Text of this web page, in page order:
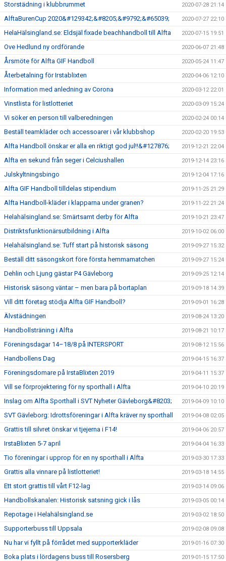
Storstädning i klubbrummet 2020-07-28 21:14
AlftaBurenCup 2020&#129342;&#8205;&#9792;&#65039; 2020-07-27 22:10
HelaHälsingland.se: Eldsjäl fixade beachhandboll till Alfta 2020-07-15 19:51
Ove Hedlund ny ordförande 2020-06-07 21:48
Årsmöte för Alfta GIF Handboll 2020-05-24 11:47
Återbetalning för Irstablixten 2020-04-06 12:10
Information med anledning av Corona 2020-03-12 22:01
Vinstlista för listlotteriet 2020-03-09 15:24
Vi söker en person till valberedningen 2020-02-24 00:14
Beställ teamkläder och accessoarer i vår klubbshop 2020-02-20 19:53
Alfta Handboll önskar er alla en riktigt god jul!!&#127876; 2019-12-21 22:04
Alfta en sekund från seger i Celciushallen 2019-12-14 23:16
Julskyltningsbingo 2019-12-04 17:16
Alfta GIF Handboll tilldelas stipendium 2019-11-25 21:29
Alfta Handboll-kläder i klapparna under granen? 2019-11-22 21:24
Helahälsingland.se: Smärtsamt derby för Alfta 2019-10-21 23:47
Distriktsfunktionärsutbildning i Alfta 2019-10-02 06:00
Helahälsingland.se: Tuff start på historisk säsong 2019-09-27 15:32
Beställ ditt säsongskort före första hemmamatchen 2019-09-27 15:24
Dehlin och Ljung gästar P4 Gävleborg 2019-09-25 12:14
Historisk säsong väntar – men bara på bortaplan 2019-09-18 14:39
Vill ditt företag stödja Alfta GIF Handboll? 2019-09-01 16:28
Älvstädningen 2019-08-24 13:20
Handbollsträning i Alfta 2019-08-21 10:17
Föreningsdagar 14–18/8 på INTERSPORT 2019-08-12 15:56
Handbollens Dag 2019-04-15 16:37
Föreningsdomare på IrstaBlixten 2019 2019-04-11 15:37
Vill se förprojektering för ny sporthall i Alfta 2019-04-10 20:19
Inslag om Alfta Sporthall i SVT Nyheter Gävleborg&#8203; 2019-04-09 10:10
SVT Gävleborg: Idrottsföreningar i Alfta kräver ny sporthall 2019-04-08 02:05
Grattis till silvret önskar vi tjejerna i F14! 2019-04-06 20:57
IrstaBlixten 5-7 april 2019-04-04 16:33
Tio föreningar i upprop för en ny sporthall i Alfta 2019-03-30 17:33
Grattis alla vinnare på listlotteriet! 2019-03-18 14:55
Ett stort grattis till vårt F12-lag 2019-03-14 09:06
Handbollskanalen: Historisk satsning gick i lås 2019-03-05 00:14
Repotage i Helahälsingland.se 2019-03-02 18:50
Supporterbuss till Uppsala 2019-02-08 09:08
Nu har vi fyllt på förrådet med supporterkläder 2019-01-16 07:30
Boka plats i lördagens buss till Rosersberg 2019-01-15 17:50